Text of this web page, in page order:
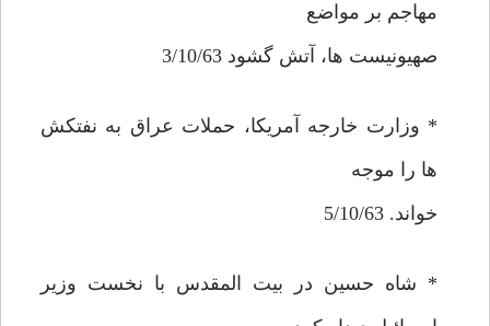
مهاجم بر مواضع
صهيونيست ها، آتش گشود 3/10/63
* وزارت خارجه آمريكا، حملات عراق به نفتكش
ها را موجه
خواند. 5/10/63
* شاه حسين در بيت المقدس با نخست وزير